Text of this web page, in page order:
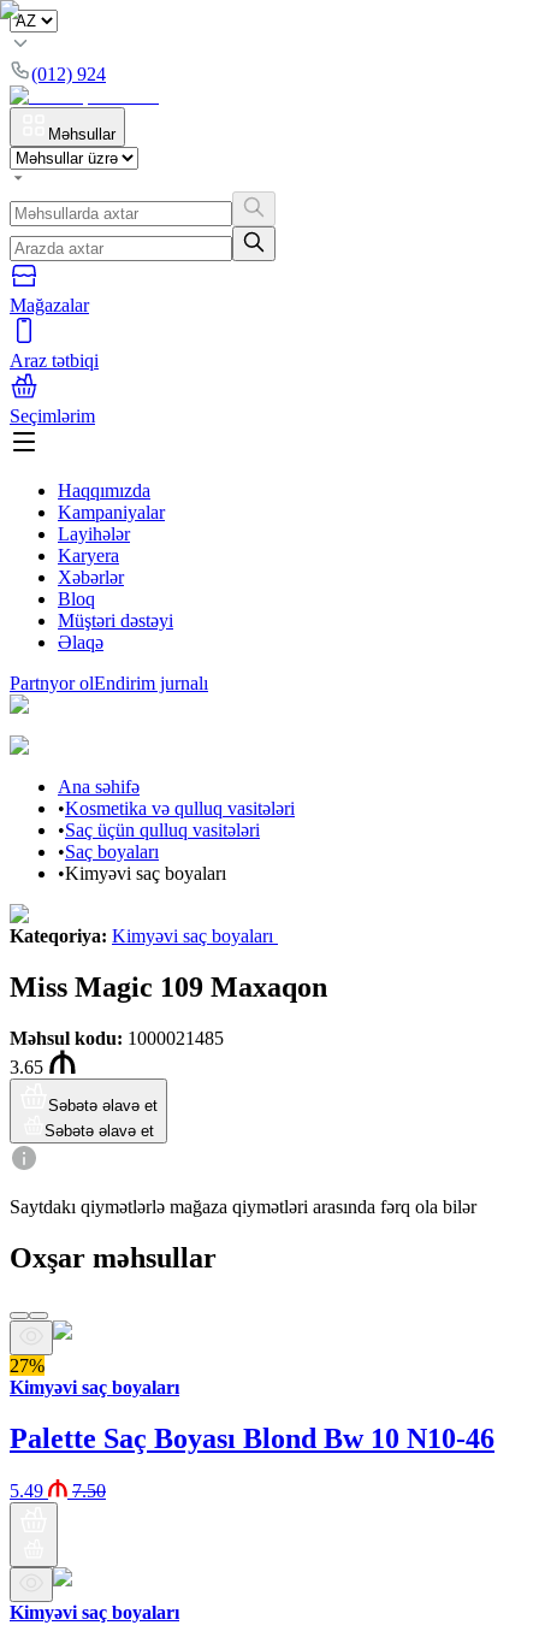
(012) 924
Məhsullar
Mağazalar
Araz tətbiqi
Seçimlərim
Haqqımızda
Kampaniyalar
Layihələr
Karyera
Xəbərlər
Bloq
Müştəri dəstəyi
Əlaqə
Partnyor olEndirim jurnalı
Ana səhifə
•Kosmetika və qulluq vasitələri
•Saç üçün qulluq vasitələri
•Saç boyaları
•Kimyəvi saç boyaları
Kateqoriya: Kimyəvi saç boyaları
Miss Magic 109 Maxaqon
Məhsul kodu: 1000021485
3.65
Səbətə əlavə et
Səbətə əlavə et
Saytdakı qiymətlərlə mağaza qiymətləri arasında fərq ola bilər
Oxşar məhsullar
27%
Kimyəvi saç boyaları
Palette Saç Boyası Blond Bw 10 N10-46
5.49 7.50
Kimyəvi saç boyaları